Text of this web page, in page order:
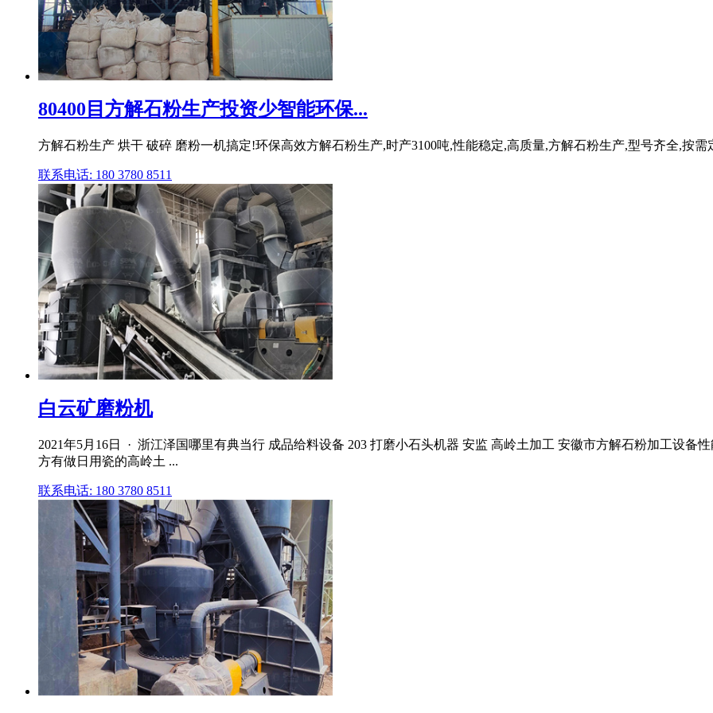
80400目方解石粉生产投资少智能环保...
方解石粉生产 烘干 破碎 磨粉一机搞定!环保高效方解石粉生产,时产3100吨,性能稳定,高质量,方解石粉生产,型号齐全,按需
联系电话: 180 3780 8511
白云矿磨粉机
2021年5月16日 · 浙江泽国哪里有典当行 成品给料设备 203 打磨小石头机器 安监 高岭土加工 安徽市方解石粉加工设备
方有做日用瓷的高岭土 ...
联系电话: 180 3780 8511